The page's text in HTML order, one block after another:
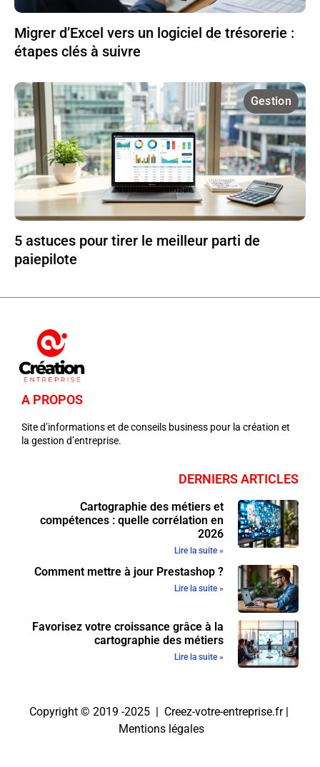
Migrer d’Excel vers un logiciel de trésorerie :
étapes clés à suivre
Gestion
5 astuces pour tirer le meilleur parti de
paiepilote
A PROPOS
Site d’informations et de conseils business pour la création et
la gestion d’entreprise.
DERNIERS ARTICLES
Cartographie des métiers et
compétences : quelle corrélation en
2026
Lire la suite »
Comment mettre à jour Prestashop ?
Lire la suite »
Favorisez votre croissance grâce à la
cartographie des métiers
Lire la suite »
Copyright © 2019 -2025 | Creez-votre-entreprise.fr |
Mentions légales